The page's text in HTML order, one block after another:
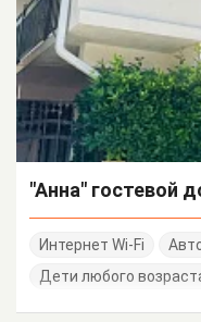
"Анна" гостевой
Интернет Wi-Fi
Дети любого